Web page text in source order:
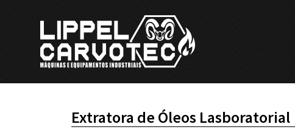
Extratora de Óleos Lasboratorial